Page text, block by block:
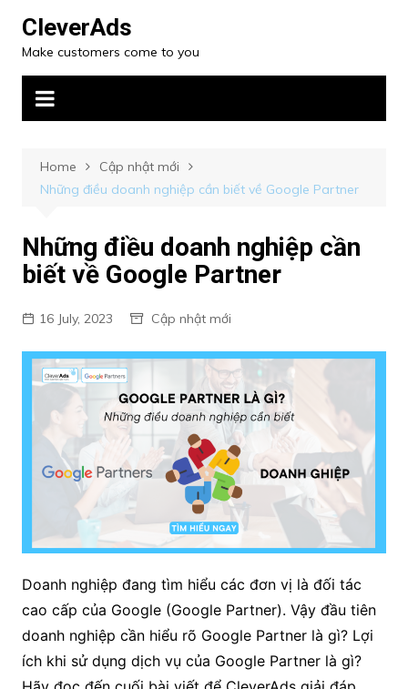
CleverAds
Make customers come to you
Home
Cập nhật mới
Những điều doanh nghiệp cần biết về Google Partner
Những điều doanh nghiệp cần
biết về Google Partner
16 July, 2023 Cập nhật mới
Doanh nghiệp đang tìm hiểu các đơn vị là đối tác
cao cấp của Google (Google Partner). Vậy đầu tiên
doanh nghiệp cần hiểu rõ Google Partner là gì? Lợi
ích khi sử dụng dịch vụ của Google Partner là gì?